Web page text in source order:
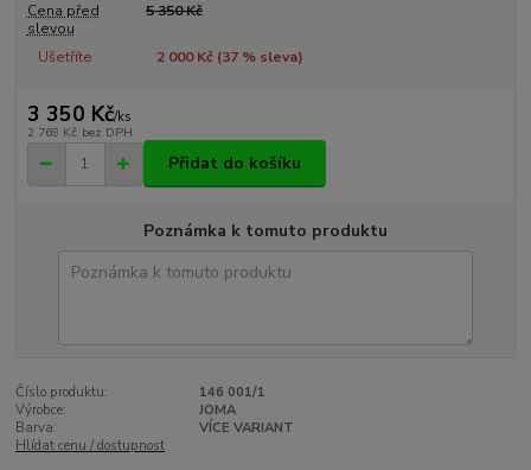
Cena před
slevou
5 350 Kč
Ušetříte 2 000 Kč (37% sleva)
3 350 Kč/ks
2 769 Kč bez DPH
Přidat do košíku
Poznámka k tomuto produktu
Číslo produktu:
146 001/1
Výrobce:
JOMA
Barva:
VÍCE VARIANT
Hlídat cenu / dostupnost